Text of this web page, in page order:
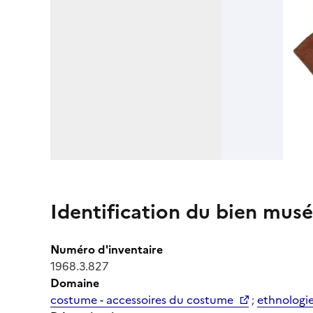
Identification du bien
Numéro d'inventaire
1968.3.827
Domaine
costume - accessoires du costume
;